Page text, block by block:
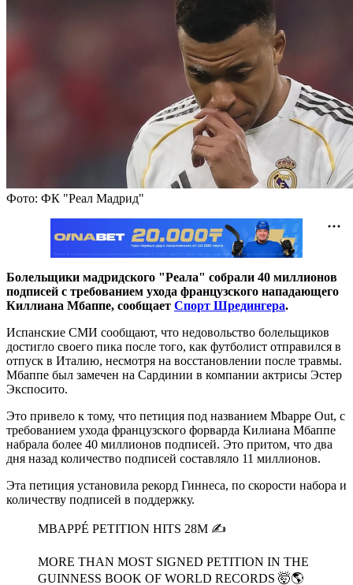
Фото: ФК "Реал Мадрид"
Болельщики мадридского "Реала" собрали 40 миллионов
подписей с требованием ухода французского нападающего
Киллиана Мбаппе, сообщает Спорт Шредингера.
Испанские СМИ сообщают, что недовольство болельщиков
достигло своего пика после того, как футболист отправился в
отпуск в Италию, несмотря на восстановлении после травмы.
Мбаппе был замечен на Сардинии в компании актрисы Эстер
Экспосито.
Это привело к тому, что петиция под названием Mbappe Out, с
требованием ухода французского форварда Килиана Мбаппе
набрала более 40 миллионов подписей. Это притом, что два
дня назад количество подписей составляло 11 миллионов.
Эта петиция установила рекорд Гиннеса, по скорости набора и
количеству подписей в поддержку.
MBAPPÉ PETITION HITS 28M ✍️
MORE THAN MOST SIGNED PETITION IN THE
GUINNESS BOOK OF WORLD RECORDS 🤯🌎